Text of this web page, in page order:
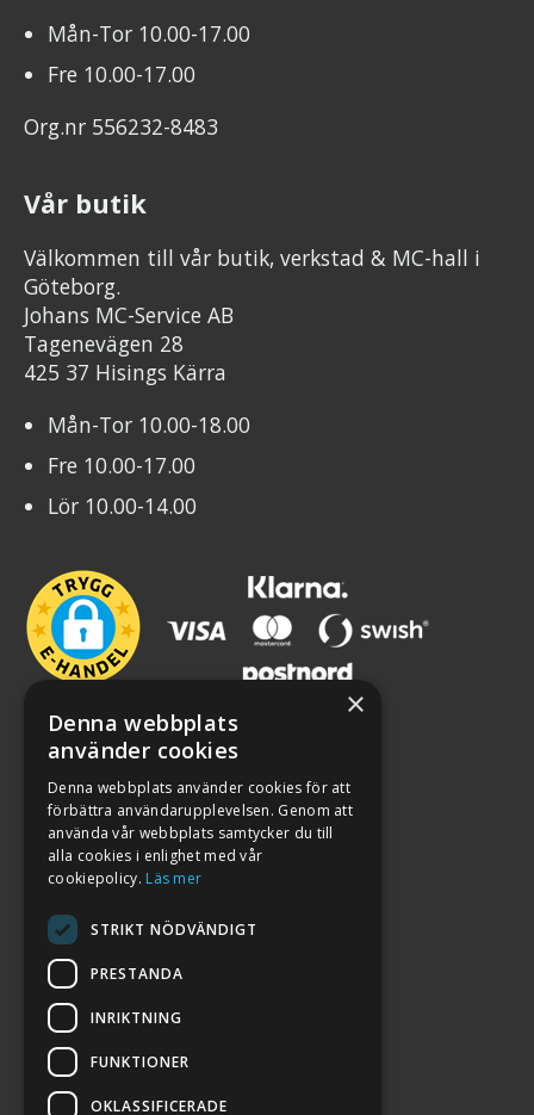
Mån-Tor 10.00-17.00
Fre 10.00-17.00
Org.nr 556232-8483
Vår butik
Välkommen till vår butik, verkstad & MC-hall i
Göteborg.
Johans MC-Service AB
Tagenevägen 28
425 37 Hisings Kärra
Mån-Tor 10.00-18.00
Fre 10.00-17.00
Lör 10.00-14.00
2026. ALL RIGHTS RESERVED.
POWERED BY EMPORI CMS
×
Denna webbplats
använder cookies
Denna webbplats använder cookies för att
förbättra användarupplevelsen. Genom att
använda vår webbplats samtycker du till
alla cookies i enlighet med vår
cookiepolicy. Läs mer
STRIKT NÖDVÄNDIGT
PRESTANDA
INRIKTNING
FUNKTIONER
OKLASSIFICERADE